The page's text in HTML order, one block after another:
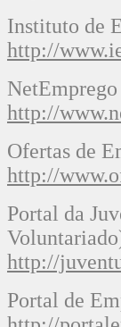
Instituto de
http://
http://
Ofertas de
http://
Portal da
http://
Portal de